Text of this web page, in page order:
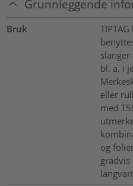
Grunnleggende
Bruk
bl. a. i
eller
med
og